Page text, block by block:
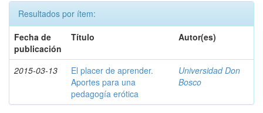
Resultados por ítem:
Fecha de
publicación
Título Autor(es)
2015-03-13
El placer de aprender.
Aportes para una
pedagogía erótica
Universidad Don
Bosco